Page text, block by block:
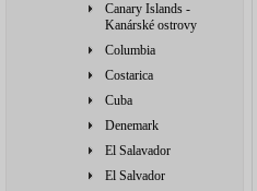
Canary Islands -
Kanárské ostrovy
Columbia
Costarica
Cuba
Denemark
El Salavador
El Salvador